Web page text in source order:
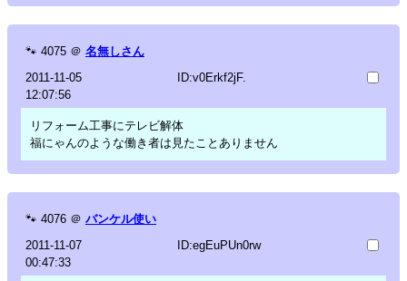
🐾 4075 ＠ 名無しさん
2011-11-05
12:07:56
ID:v0Erkf2jF.
リフォーム工事にテレビ解体
福にゃんのような働き者は見たことありません
🐾 4076 ＠ バンケル使い
2011-11-07
00:47:33
ID:egEuPUn0rw